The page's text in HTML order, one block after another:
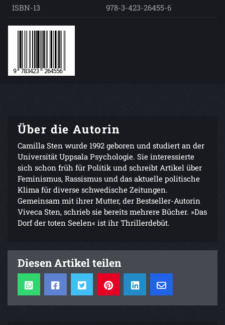
ISBN-13
978-3-423-26455-6
Über die Autorin
Camilla Sten wurde 1992 geboren und studiert an der
Universität Uppsala Psychologie. Sie interessierte
sich schon früh für Politik und schreibt Artikel über
Feminismus, Rassismus und das aktuelle politische
Klima für diverse schwedische Zeitungen.
Gemeinsam mit ihrer Mutter, der Bestseller-Autorin
Viveca Sten, schrieb sie bereits mehrere Bücher. »Das
Dorf der toten Seelen« ist ihr Thrillerdebüt.
Diesen Artikel teilen